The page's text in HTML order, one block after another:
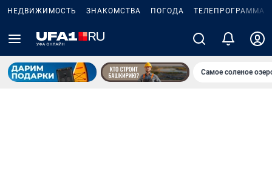
НЕДВИЖИМОСТЬ ЗНАКОМСТВА ПОГОДА ТЕЛЕПРОГРАММА
Самое соленое